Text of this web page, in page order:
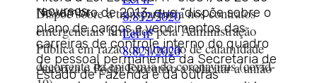
recursos.
Novembro de 2013, que “dispõe sobre o
plano de cargos e vencimentos das
carreiras de controle interno do quadro
de pessoal permanente da Secretaria de
Estado de Fazenda e dá outras
8.832/2020
Dispõe sobre a transparência nos contratos
emergenciais firmados pela Administração
Pública em razão da situação de calamidade
decorrente da epidemia do coronavírus (covid-
Lei nº
8.821/2020
Autoriza o Poder Executivo a solicitar a união